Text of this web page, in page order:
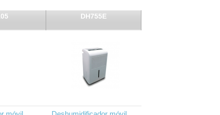
DH755E